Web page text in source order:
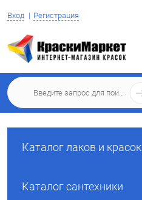
Вход Регистрация
Каталог лаков и красок
Каталог сантехники